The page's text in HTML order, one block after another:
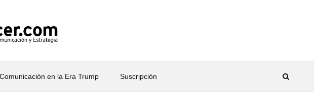
Comunicación en la Era Trump Suscripción